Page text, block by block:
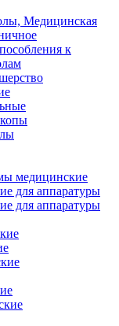
Медицинская
к
медицинские
для аппаратуры
для аппаратуры